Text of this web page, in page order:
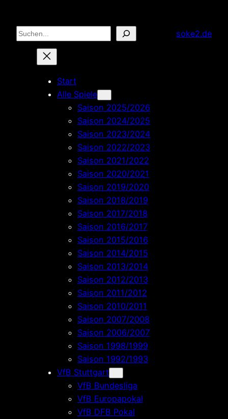
Inhalt
springen
Suchen soke2.de
Start
Alle Spiele
Saison 2025/2026
Saison 2024/2025
Saison 2023/2024
Saison 2022/2023
Saison 2021/2022
Saison 2020/2021
Saison 2019/2020
Saison 2018/2019
Saison 2017/2018
Saison 2016/2017
Saison 2015/2016
Saison 2014/2015
Saison 2013/2014
Saison 2012/2013
Saison 2011/2012
Saison 2010/2011
Saison 2007/2008
Saison 2006/2007
Saison 1998/1999
Saison 1992/1993
VfB Stuttgart
VfB Bundesliga
VfB Europapokal
VfB DFB Pokal